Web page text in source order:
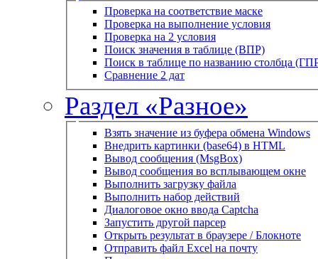
Проверка на соответствие маске
Проверка на выполнение условия
Проверка на 2 условия
Поиск значения в таблице (ВПР)
Поиск в таблице по названию столбца
Сравнение 2 дат
Раздел «Разное»
Взять значение из буфера обмена Windows
Внедрить картинки (base64) в HTML
Вывод сообщения (MsgBox)
Вывод сообщения во всплывающем окне
Выполнить загрузку файла
Выполнить набор действий
Диалоговое окно ввода Captcha
Запустить другой парсер
Открыть результат в браузере / Блокноте
Отправить файл Excel на почту